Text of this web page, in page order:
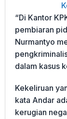
“Di Kantor
pembiaran
Nurmantyo
dalam kasus
Kekeliruan
kata Andar
kerugian